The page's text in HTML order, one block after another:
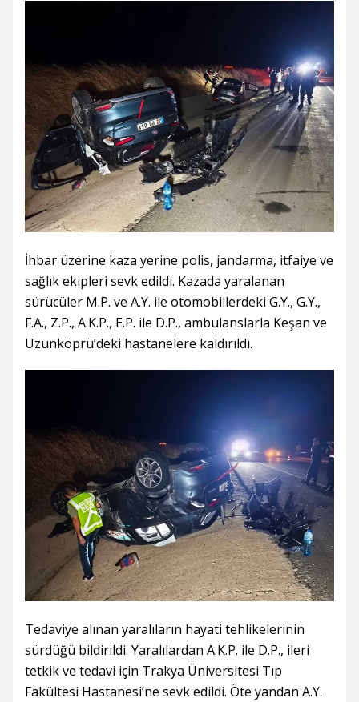
İhbar üzerine kaza yerine polis, jandarma, itfaiye ve
sağlık ekipleri sevk edildi. Kazada yaralanan
sürücüler M.P. ve A.Y. ile otomobillerdeki G.Y., G.Y.,
F.A., Z.P., A.K.P., E.P. ile D.P., ambulanslarla Keşan ve
Uzunköprü’deki hastanelere kaldırıldı.
Tedaviye alınan yaralıların hayati tehlikelerinin
sürdüğü bildirildi. Yaralılardan A.K.P. ile D.P., ileri
tetkik ve tedavi için Trakya Üniversitesi Tıp
Fakültesi Hastanesi’ne sevk edildi. Öte yandan A.Y.